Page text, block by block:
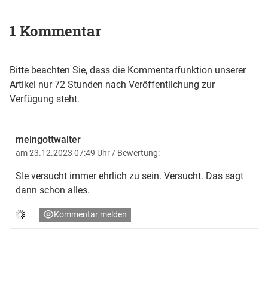
1 Kommentar
Bitte beachten Sie, dass die Kommentarfunktion unserer
Artikel nur 72 Stunden nach Veröffentlichung zur
Verfügung steht.
meingottwalter
am 23.12.2023 07:49 Uhr / Bewertung:
SIe versucht immer ehrlich zu sein. Versucht. Das sagt
dann schon alles.
Kommentar melden